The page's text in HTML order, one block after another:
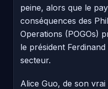
peine, alors que le
conséquences des
Operations (POGOs)
le président
secteur.
Alice Guo, de son